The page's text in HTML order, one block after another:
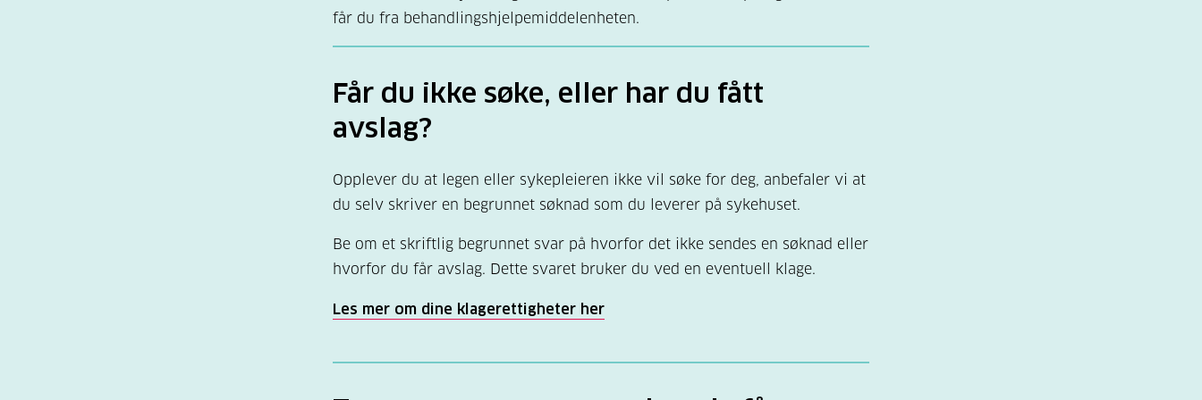
...du trenger stor grad av fleksibilitet i insulindoseringen (skiftarbeid,
variabel fysisk aktivitet)
...du ønsker å prøve insulinpumpe
Krav til deg som bruker:
opplæring og god dialog mellom deg og legen. Legen din må være
bruke boluskalkulatoren og at du er kjent med risikoen for
syreforgiftning (ketoacidose)
Alkohol- og rusmisbruk høyner risiko ved pumpebehandling.
...du bor alene
fysisk aktivitet
får du fra behandlingshjelpemiddelenheten.
Får du ikke søke, eller har du fått
avslag?
Opplever du at legen eller sykepleieren ikke vil søke for deg, anbefaler vi at
du selv skriver en begrunnet søknad som du leverer på sykehuset.
Be om et skriftlig begrunnet svar på hvorfor det ikke sendes en søknad eller
hvorfor du får avslag. Dette svaret bruker du ved en eventuell klage.
Les mer om dine klagerettigheter her